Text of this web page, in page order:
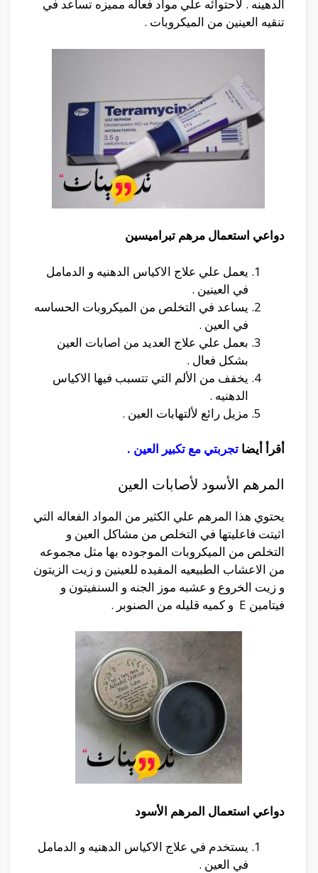
الدهينه . لاحتوائه علي مواد فعاله مميزه تساعد في
تنقيه العينين من الميكروبات .
دواعي استعمال مرهم تبراميسين
يعمل علي علاج الاكياس الدهنيه و الدمامل
في العينين .
يساعد في التخلص من الميكروبات الحساسه
في العين .
بعمل علي علاج العديد من اصابات العين
بشكل فعال .
يخفف من الألم التي تتسبب فيها الاكياس
الدهنيه .
مزيل رائع لألتهابات العين .
أقرأ أيضا تجربتي مع تكبير العين .
المرهم الأسود لأصابات العين
يحتوي هذا المرهم علي الكثير من المواد الفعاله التي
اثيتت فاعليتها في التخلص من مشاكل العين و
التخلص من الميكروبات الموجوده بها مثل مجموعه
من الاعشاب الطبيعيه المفيده للعينين و زيت الزيتون
و زيت الخروع و عشبه موز الجنه و السنفيتون و
فيتامين E و كميه قليله من الصنوبر .
دواعي استعمال المرهم الأسود
يستخدم في علاج الاكياس الدهنيه و الدمامل
في العين .